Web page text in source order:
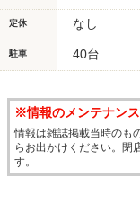
定休 なし
駐車 40台
※情報のメンテナン
情報は雑誌掲載当時のも
らお出かけください。閉
す。